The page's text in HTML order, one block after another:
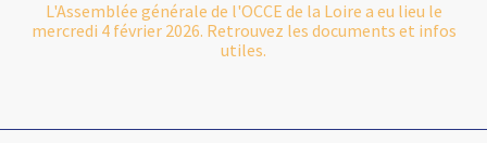
L'Assemblée générale de l'OCCE de la Loire a eu lieu le
mercredi 4 février 2026. Retrouvez les documents et infos
utiles.